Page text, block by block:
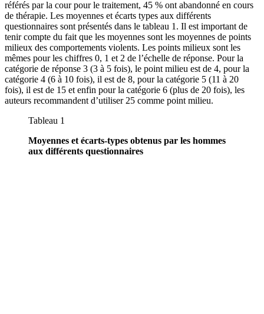
référés par la cour pour le traitement, 45 % ont abandonné en cours
de thérapie. Les moyennes et écarts types aux différents
questionnaires sont présentés dans le tableau 1. Il est important de
tenir compte du fait que les moyennes sont les moyennes de points
milieux des comportements violents. Les points milieux sont les
mêmes pour les chiffres 0, 1 et 2 de l’échelle de réponse. Pour la
catégorie de réponse 3 (3 à 5 fois), le point milieu est de 4, pour la
catégorie 4 (6 à 10 fois), il est de 8, pour la catégorie 5 (11 à 20
fois), il est de 15 et enfin pour la catégorie 6 (plus de 20 fois), les
auteurs recommandent d’utiliser 25 comme point milieu.
Tableau 1
Moyennes et écarts-types obtenus par les hommes
aux différents questionnaires